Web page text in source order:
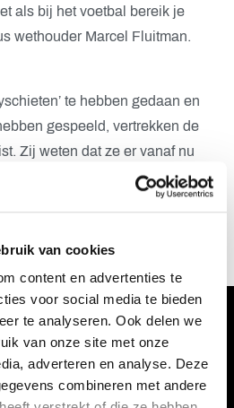
van cookies
content en advertenties te
voor social media te bieden
te analyseren. Ook delen we
van onze site met onze
adverteren en analyse. Deze
combineren met andere
als bij het voetbal bereik je
wethouder Marcel Fluitman.
te hebben gedaan en
gespeeld, vertrekken de
Zij weten dat ze er vanaf nu
fans bij hebben. Uit het